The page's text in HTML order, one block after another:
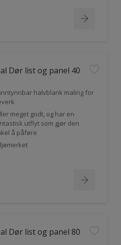
Dør list og panel 40
halvblank maling for
meget godt, og har en
utflyt som gjør den
å påføre
Dør list og panel 80